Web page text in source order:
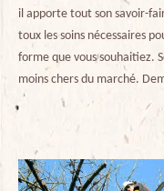
il apporte tout son savoir-
toux les soins nécessaires
forme que vous souhaitiez.
moins chers du marché.